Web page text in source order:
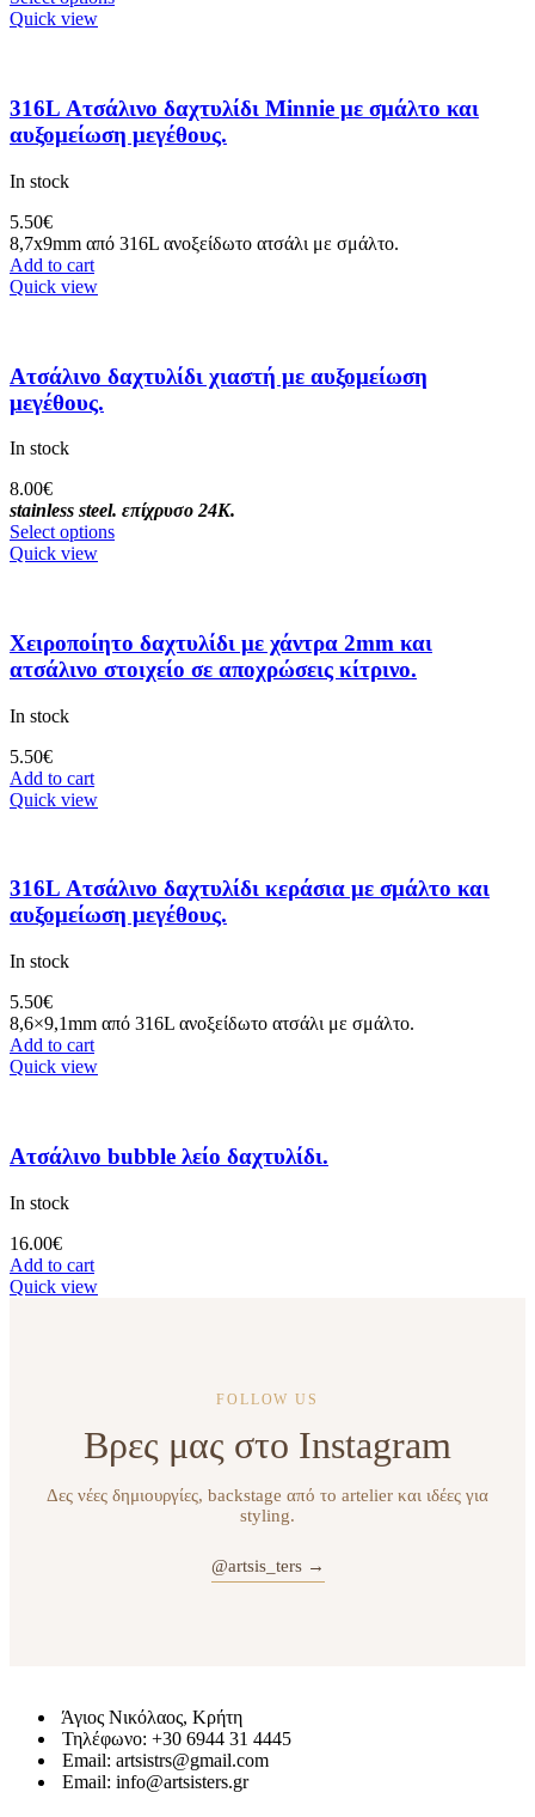
Quick view
316L Ατσάλινο δαχτυλίδι Minnie με σμάλτο και
αυξομείωση μεγέθους.
In stock
5.50€
8,7x9mm από 316L ανοξείδωτο ατσάλι με σμάλτο.
Add to cart
Quick view
Ατσάλινο δαχτυλίδι χιαστή με αυξομείωση
μεγέθους.
In stock
8.00€
stainless steel. επίχρυσο 24Κ.
Select options
Quick view
Χειροποίητο δαχτυλίδι με χάντρα 2mm και
ατσάλινο στοιχείο σε αποχρώσεις κίτρινο.
In stock
5.50€
Add to cart
Quick view
316L Ατσάλινο δαχτυλίδι κεράσια με σμάλτο και
αυξομείωση μεγέθους.
In stock
5.50€
8,6×9,1mm από 316L ανοξείδωτο ατσάλι με σμάλτο.
Add to cart
Quick view
Ατσάλινο bubble λείο δαχτυλίδι.
In stock
16.00€
Add to cart
Quick view
FOLLOW US
Βρες μας στο Instagram
Δες νέες δημιουργίες, backstage από το artelier και ιδέες για
styling.
@artsis_ters →
Άγιος Νικόλαος, Κρήτη
Τηλέφωνο: +30 6944 31 4445
Email: artsistrs@gmail.com
Email: info@artsisters.gr